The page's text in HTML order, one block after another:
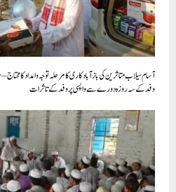
آسام سیلاب متاثرین کی بازآبادکاری کا مرحلہ توجہ وامداد کا
وفد کے سہ روزہ دورے سے واپسی پروفد کے تاثرات